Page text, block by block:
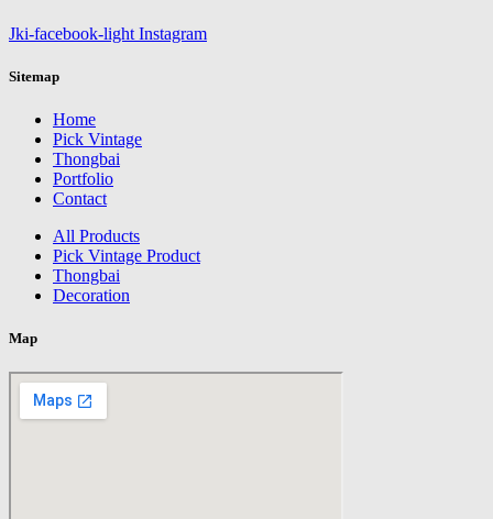
Jki-facebook-light Instagram
Sitemap
Home
Pick Vintage
Thongbai
Portfolio
Contact
All Products
Pick Vintage Product
Thongbai
Decoration
Map